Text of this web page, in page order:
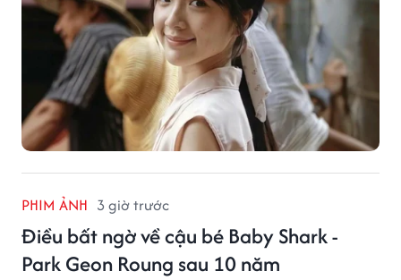
PHIM ẢNH 3 giờ trước
Điều bất ngờ về cậu bé Baby Shark -
Park Geon Roung sau 10 năm